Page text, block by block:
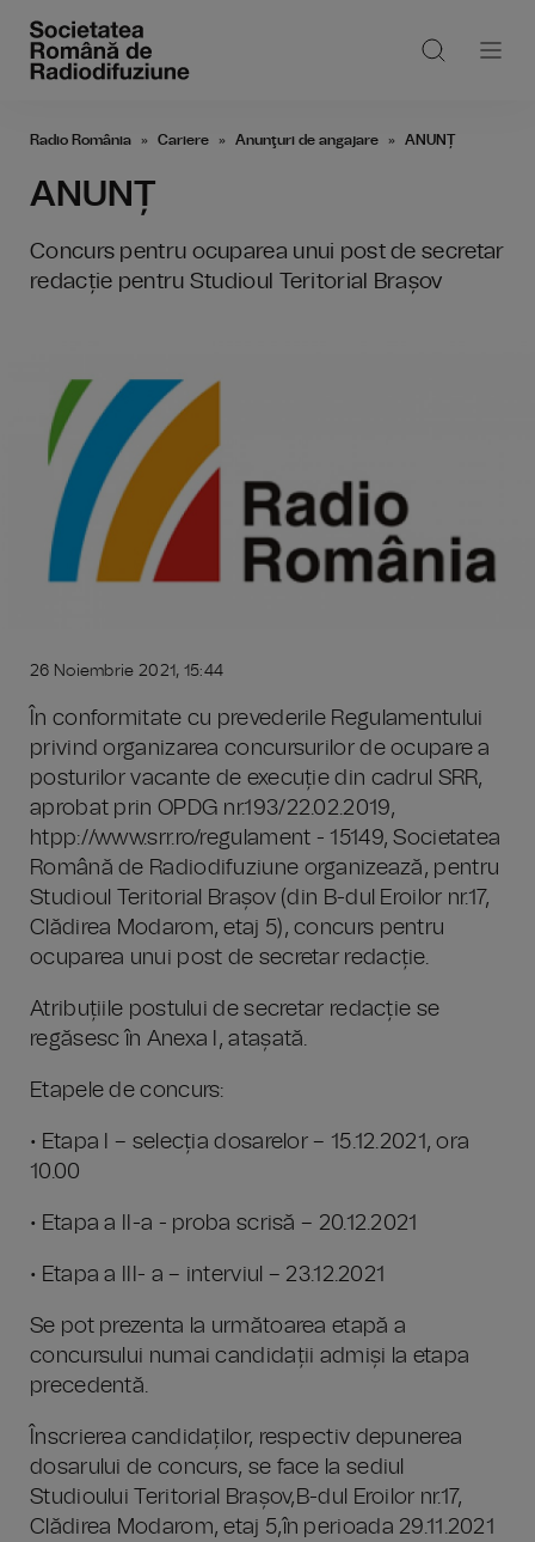
Radio România Cariere Anunţuri de angajare ANUNȚ
ANUNȚ
Concurs pentru ocuparea unui post de secretar
redacție pentru Studioul Teritorial Brașov
26 Noiembrie 2021, 15:44
În conformitate cu prevederile Regulamentului
privind organizarea concursurilor de ocupare a
posturilor vacante de execuție din cadrul SRR,
aprobat prin OPDG nr.193/22.02.2019,
htpp://www.srr.ro/regulament - 15149, Societatea
Română de Radiodifuziune organizează, pentru
Studioul Teritorial Brașov (din B-dul Eroilor nr.17,
Clădirea Modarom, etaj 5), concurs pentru
ocuparea unui post de secretar redacție.
Atribuțiile postului de secretar redacție se
regăsesc în Anexa I, atașată.
Etapele de concurs:
• Etapa I – selecția dosarelor – 15.12.2021, ora
10.00
• Etapa a II-a - proba scrisă – 20.12.2021
• Etapa a III- a – interviul – 23.12.2021
Se pot prezenta la următoarea etapă a
concursului numai candidații admiși la etapa
precedentă.
Înscrierea candidaților, respectiv depunerea
dosarului de concurs, se face la sediul
Studioului Teritorial Brașov,B-dul Eroilor nr.17,
Clădirea Modarom, etaj 5,în perioada 29.11.2021